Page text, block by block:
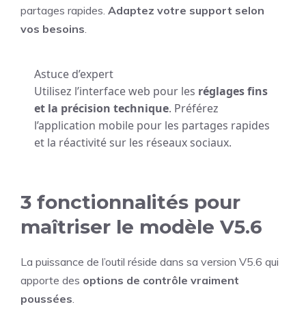
partages rapides. Adaptez votre support selon
vos besoins.
Astuce d’expert
Utilisez l’interface web pour les réglages fins
et la précision technique. Préférez
l’application mobile pour les partages rapides
et la réactivité sur les réseaux sociaux.
3 fonctionnalités pour
maîtriser le modèle V5.6
La puissance de l’outil réside dans sa version V5.6 qui
apporte des options de contrôle vraiment
poussées.